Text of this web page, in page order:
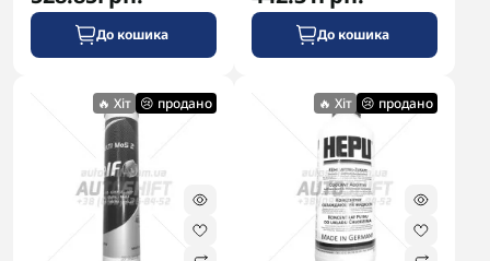
До кошика До кошика
🔥 Хіт 😢 продано 🔥 Хіт 😢 продано